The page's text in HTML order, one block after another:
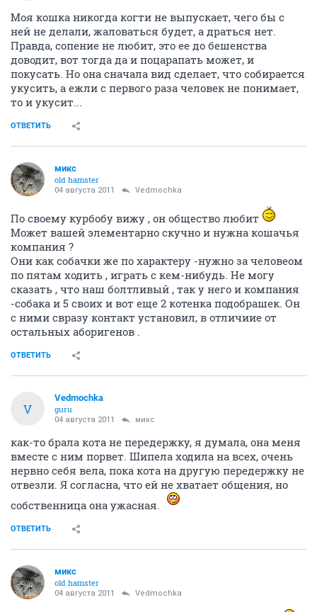
Моя кошка никогда когти не выпускает, чего бы с
ней не делали, жаловаться будет, а драться нет.
Правда, сопение не любит, это ее до бешенства
доводит, вот тогда да и поцарапать может, и
покусать. Но она сначала вид сделает, что собирается
укусить, а ежли с первого раза человек не понимает,
то и укусит...
ОТВЕТИТЬ
микс
old hamster
04 августа 2011 Vedmochka
По своему курбобу вижу , он общество любит
Может вашей элементарно скучно и нужна кошачья
компания ?
Они как собачки же по характеру -нужно за человеом
по пятам ходить , играть с кем-нибудь. Не могу
сказать , что наш болтливый , так у него и компания
-собака и 5 своих и вот еще 2 котенка подобрашек. Он
с ними свразу контакт установил, в отличиие от
остальных аборигенов .
ОТВЕТИТЬ
V
Vedmochka
guru
04 августа 2011 микс
как-то брала кота не передержку, я думала, она меня
вместе с ним порвет. Шипела ходила на всех, очень
нервно себя вела, пока кота на другую передержку не
отвезли. Я согласна, что ей не хватает общения, но
собственница она ужасная.
ОТВЕТИТЬ
микс
old hamster
04 августа 2011 Vedmochka